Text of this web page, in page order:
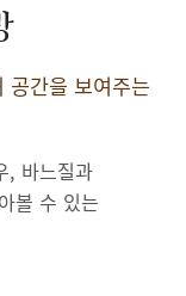
공간을 보여주는
, 바느질과
볼 수 있는